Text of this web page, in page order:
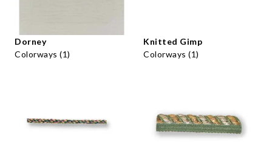
Dorney
Colorways (1)
Knitted Gimp
Colorways (1)